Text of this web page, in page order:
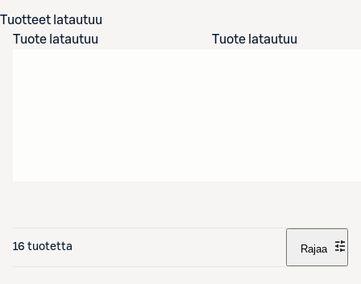
Tuotteet latautuu
Tuote latautuu
Tuote latautuu
16 tuotetta Rajaa